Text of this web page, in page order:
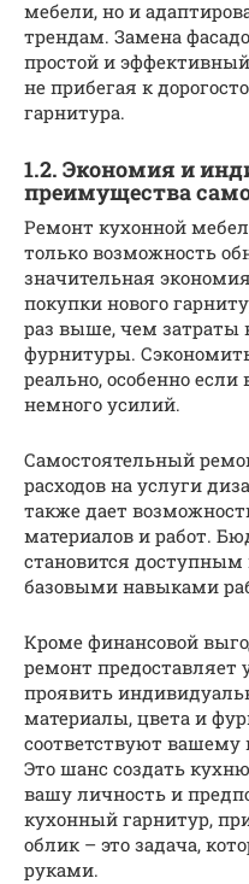
мебели, но и
трендам. Замена
простой и
не прибегая к
гарнитура.
1.2. Экономия и
преимущества
Ремонт кухонной
только возможность
значительная
покупки нового
раз выше, чем затраты
фурнитуры.
реально, особенно
немного усилий.
Самостоятельный
расходов на услуги
также дает
материалов и работ.
становится доступным
базовыми навыками
Кроме финансовой
ремонт
проявить
материалы, цвета и
соответствуют вашему
Это шанс создать
вашу личность и
кухонный гарнитур,
облик – это задача,
руками.